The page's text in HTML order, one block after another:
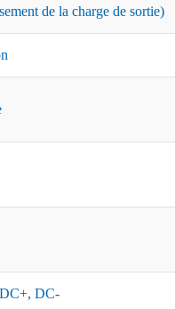
de la charge de sortie)
DC-